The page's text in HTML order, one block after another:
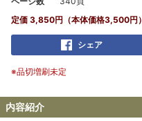
定価 3,850円（本体価格3,500円）
シェア
※品切増刷未定
内容紹介